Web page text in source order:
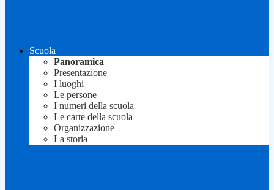
Scuola
Panoramica
Presentazione
I luoghi
Le persone
I numeri della scuola
Le carte della scuola
Organizzazione
La storia